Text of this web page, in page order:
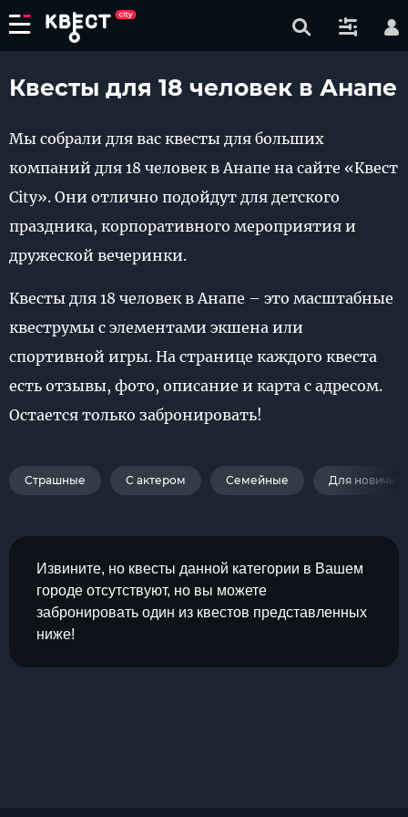
Квесты для 18 человек в Анапе
Мы собрали для вас квесты для больших
компаний для 18 человек в Анапе на сайте «Квест
City». Они отлично подойдут для детского
праздника, корпоративного мероприятия и
дружеской вечеринки.
Квесты для 18 человек в Анапе – это масштабные
квеструмы с элементами экшена или
спортивной игры. На странице каждого квеста
есть отзывы, фото, описание и карта с адресом.
Остается только забронировать!
Страшные С актером Семейные Для новичков
Извините, но квесты данной категории в Вашем
городе отсутствуют, но вы можете
забронировать один из квестов представленных
ниже!